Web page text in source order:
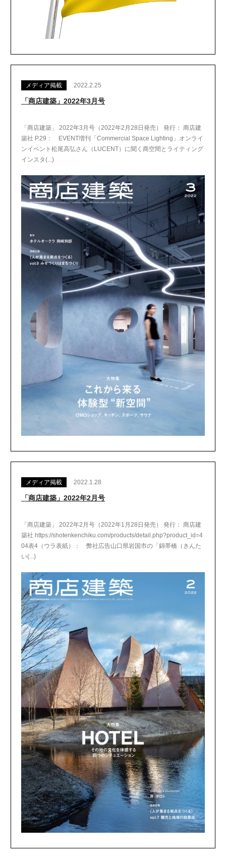
メディア掲載 2022.2.25
「商店建築」2022年3月号
「商店建築」 2022年3月号（2022年2月28日発売） 発行： 商店建
築社 P.29： EVENT増刊「Commercial Space Lighting」オンライ
ンイベント松尾高弘さん（LUCENT）に聞く商空間とライティング
インスタ(...)
メディア掲載 2022.1.28
「商店建築」2022年2月号
「商店建築」 2022年2月号（2022年1月28日発売） 発行： 商店建
築社 https://shotenkenchiku.com/products/detail.php?product_id=4
04表4（ウラ表紙）： 弊社広告山口県岩国市の「錦帯橋（きんた
い(...)